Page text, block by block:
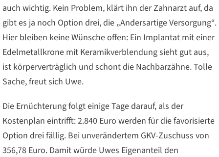
auch wichtig. Kein Problem, klärt ihn der Zahnarzt auf, da
gibt es ja noch Option drei, die „Andersartige Versorgung“.
Hier bleiben keine Wünsche offen: Ein Implantat mit einer
Edelmetallkrone mit Keramikverblendung sieht gut aus,
ist körperverträglich und schont die Nachbarzähne. Tolle
Sache, freut sich Uwe.
Die Ernüchterung folgt einige Tage darauf, als der
Kostenplan eintrifft: 2.840 Euro werden für die favorisierte
Option drei fällig. Bei unverändertem GKV-Zuschuss von
356,78 Euro. Damit würde Uwes Eigenanteil den